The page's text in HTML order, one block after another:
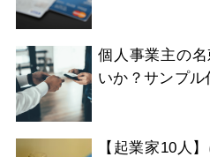
個人事業主の
いか？サンプル
【起業家10人